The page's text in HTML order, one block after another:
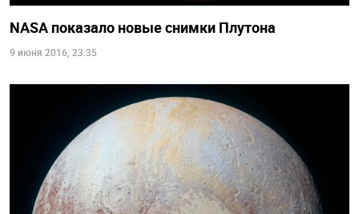
NASA показало новые снимки Плутона
9 июня 2016, 23:35